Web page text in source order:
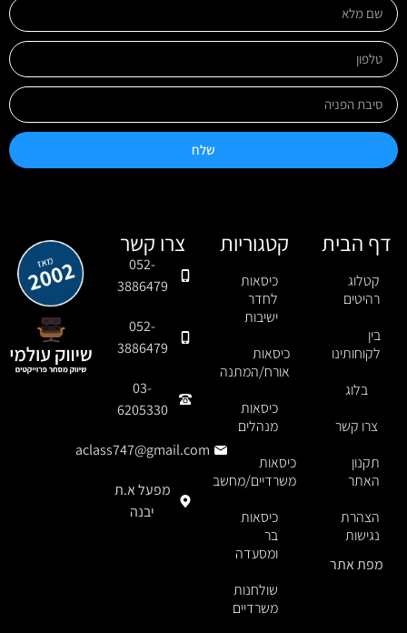
שלח
צרו קשר
052-
3886479
052-
3886479
03-
6205330
aclass747@gmail.com
מפעל א.ת
יבנה
קטגוריות
כיסאות
לחדר
ישיבות
כיסאות
אורח/המתנה
כיסאות
מנהלים
כיסאות
משרדיים/מחשב
כיסאות
בר
ומסעדה
שולחנות
משרדיים
דף הבית
קטלוג
רהיטים
בין
לקוחותינו
בלוג
צרו קשר
תקנון
האתר
הצהרת
נגישות
מפת אתר